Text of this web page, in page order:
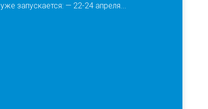
уже запускается: — 22-24 апреля...